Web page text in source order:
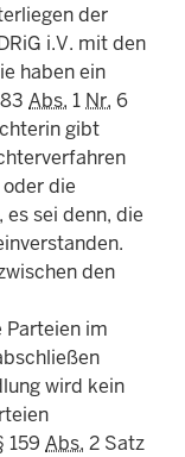
der
i.V. mit den
haben ein
Abs. 1 Nr. 6
gibt
die
sei denn, die
den
im
wird kein
159 Abs. 2 Satz